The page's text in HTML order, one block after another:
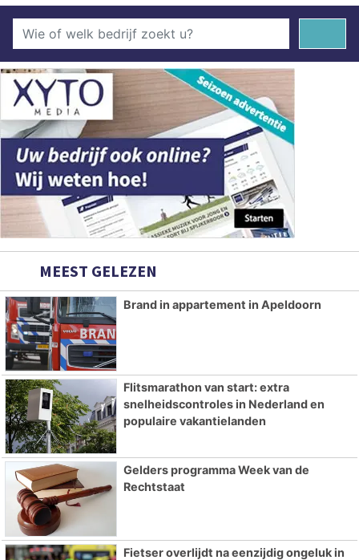
MEEST GELEZEN
Brand in appartement in Apeldoorn
Flitsmarathon van start: extra
snelheidscontroles in Nederland en
populaire vakantielanden
Gelders programma Week van de
Rechtstaat
Fietser overlijdt na eenzijdig ongeluk in